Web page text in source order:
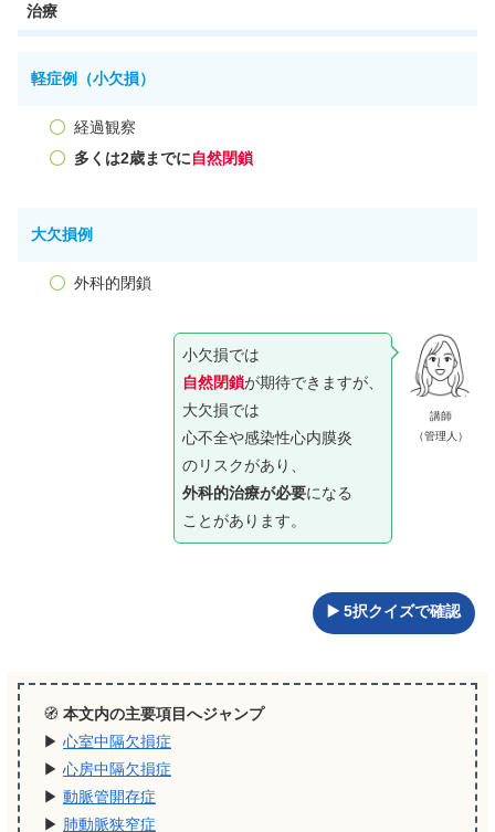
治療
軽症例（小欠損）
経過観察
多くは2歳までに自然閉鎖
大欠損例
外科的閉鎖
講師
（管理人）
小欠損では
自然閉鎖が期待できますが、
大欠損では
心不全や感染性心内膜炎
のリスクがあり、
外科的治療が必要になる
ことがあります。
▶️ 5択クイズで確認
🧭 本文内の主要項目へジャンプ
▶︎ 心室中隔欠損症
▶︎ 心房中隔欠損症
▶︎ 動脈管開存症
▶︎ 肺動脈狭窄症